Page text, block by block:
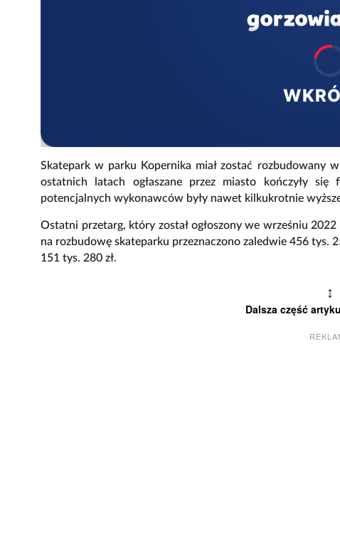
Skatepark w parku Kopernika miał zostać rozbudowany
ostatnich latach ogłaszane przez miasto kończyły
potencjalnych wykonawców były nawet kilkukrotnie
Ostatni przetarg, który został ogłoszony we wrześniu
na rozbudowę skateparku przeznaczono zaledwie 456 tys.
151 tys. 280 zł.
↕
Dalsza część